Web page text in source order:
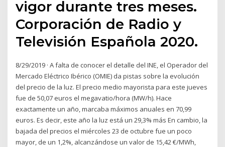
vigor durante tres meses.
Corporación de Radio y
Televisión Española 2020.
8/29/2019 · A falta de conocer el detalle del INE, el Operador del
Mercado Eléctrico Ibérico (OMIE) da pistas sobre la evolución
del precio de la luz. El precio medio mayorista para este jueves
fue de 50,07 euros el megavatio/hora (MW/h). Hace
exactamente un año, marcaba máximos anuales en 70,99
euros. Es decir, este año la luz está un 29,3% más En cambio, la
bajada del precios el miércoles 23 de octubre fue un poco
mayor, de un 1,2%, alcanzándose un valor de 15,42 €/MWh,